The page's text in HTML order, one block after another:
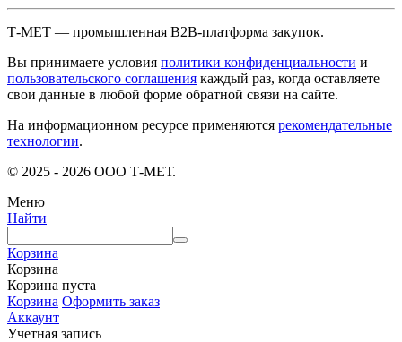
Т-МЕТ — промышленная B2B-платформа закупок.
Вы принимаете условия политики конфиденциальности и
пользовательского соглашения каждый раз, когда оставляете
свои данные в любой форме обратной связи на сайте.
На информационном ресурсе применяются рекомендательные
технологии.
© 2025 - 2026 ООО Т-МЕТ.
Меню
Найти
Корзина
Корзина
Корзина пуста
Корзина Оформить заказ
Аккаунт
Учетная запись